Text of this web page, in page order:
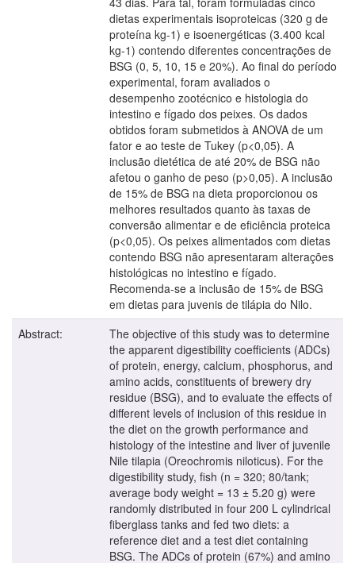
dietas experimentais isoproteicas (320 g de
proteína kg-1) e isoenergéticas (3.400 kcal
kg-1) contendo diferentes concentrações de
BSG (0, 5, 10, 15 e 20%). Ao final do período
experimental, foram avaliados o
desempenho zootécnico e histologia do
intestino e fígado dos peixes. Os dados
obtidos foram submetidos à ANOVA de um
fator e ao teste de Tukey (p<0,05). A
inclusão dietética de até 20% de BSG não
afetou o ganho de peso (p>0,05). A inclusão
de 15% de BSG na dieta proporcionou os
melhores resultados quanto às taxas de
conversão alimentar e de eficiência proteica
(p<0,05). Os peixes alimentados com dietas
contendo BSG não apresentaram alterações
histológicas no intestino e fígado.
Recomenda-se a inclusão de 15% de BSG
em dietas para juvenis de tilápia do Nilo.
Abstract:
The objective of this study was to determine
the apparent digestibility coefficients (ADCs)
of protein, energy, calcium, phosphorus, and
amino acids, constituents of brewery dry
residue (BSG), and to evaluate the effects of
different levels of inclusion of this residue in
the diet on the growth performance and
histology of the intestine and liver of juvenile
Nile tilapia (Oreochromis niloticus). For the
digestibility study, fish (n = 320; 80/tank;
average body weight = 13 ± 5.20 g) were
randomly distributed in four 200 L cylindrical
fiberglass tanks and fed two diets: a
reference diet and a test diet containing
BSG. The ADCs of protein (67%) and amino